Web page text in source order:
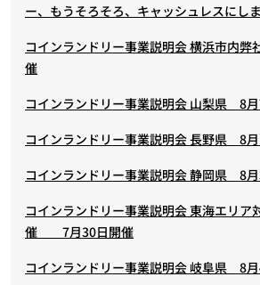
ー、もうそろそろ、キャッシュレスにし
コインランドリー事業説明会 横浜市内
催
コインランドリー事業説明会 山梨県 8
コインランドリー事業説明会 長野県 8
コインランドリー事業説明会 静岡県 8
コインランドリー事業説明会 東海エリア
催 7月30日開催
コインランドリー事業説明会 岐阜県 8